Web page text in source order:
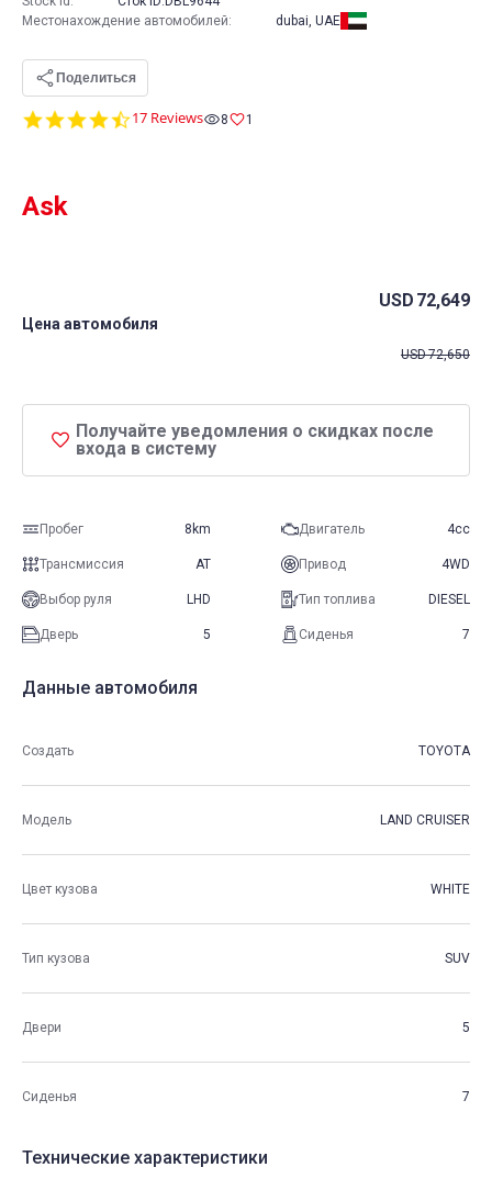
4.6
17 Reviews 8 1
Ask
Цена автомобиля
USD 72,649
USD72,650
Получайте уведомления о скидках после
входа в систему
Пробег 8km Двигатель 4cc
Трансмиссия AT Привод 4WD
Выбор руля LHD Тип топлива DIESEL
Дверь 5 Сиденья 7
Местонахождение автомобилей: dubai, UAE
Поделиться
Данные автомобиля
Создать TOYOTA
Модель LAND CRUISER
Цвет кузова WHITE
Тип кузова SUV
Двери 5
Сиденья 7
Технические характеристики